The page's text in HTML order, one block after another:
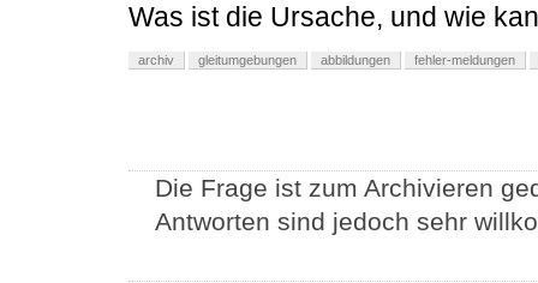
Was ist die Ursache, und wie
archiv gleitumgebungen abbildungen fehler-meldungen
Die Frage ist zum Archivieren
Antworten sind jedoch sehr